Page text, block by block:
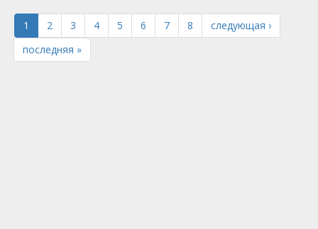
1 2 3 4 5 6 7 8
следующая ›
последняя »